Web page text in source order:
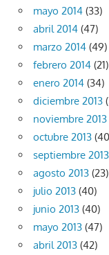
mayo 2014 (33)
abril 2014 (47)
marzo 2014 (49)
febrero 2014 (21)
enero 2014 (34)
diciembre 2013
noviembre 2013
octubre 2013
septiembre 2013
agosto 2013 (23)
julio 2013 (40)
junio 2013 (40)
mayo 2013 (47)
abril 2013 (42)